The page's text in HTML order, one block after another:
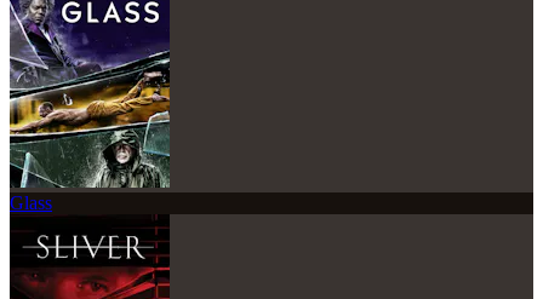
Glass